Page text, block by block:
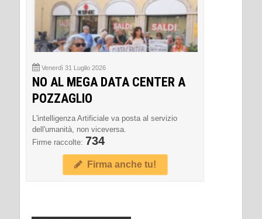
Venerdì 31 Luglio 2026
NO AL MEGA DATA CENTER A
POZZAGLIO
L'intelligenza Artificiale va posta al servizio
dell'umanità, non viceversa.
Firme raccolte: 734
Firma anche tu!